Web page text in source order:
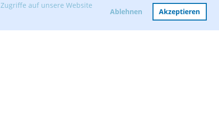
auf unsere Website
Ablehnen Akzeptieren